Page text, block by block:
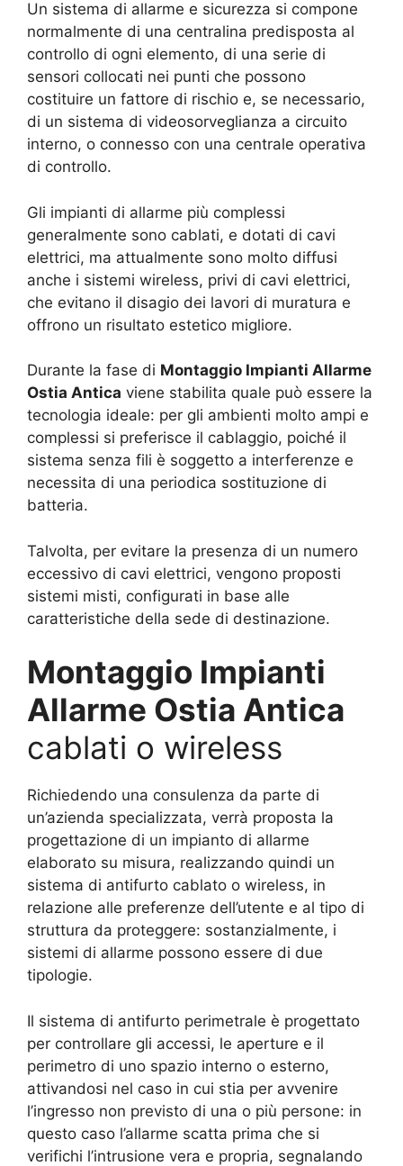
Un sistema di allarme e sicurezza si compone
normalmente di una centralina predisposta al
controllo di ogni elemento, di una serie di
sensori collocati nei punti che possono
costituire un fattore di rischio e, se necessario,
di un sistema di videosorveglianza a circuito
interno, o connesso con una centrale operativa
di controllo.
Gli impianti di allarme più complessi
generalmente sono cablati, e dotati di cavi
elettrici, ma attualmente sono molto diffusi
anche i sistemi wireless, privi di cavi elettrici,
che evitano il disagio dei lavori di muratura e
offrono un risultato estetico migliore.
Durante la fase di Montaggio Impianti Allarme
Ostia Antica viene stabilita quale può essere la
tecnologia ideale: per gli ambienti molto ampi e
complessi si preferisce il cablaggio, poiché il
sistema senza fili è soggetto a interferenze e
necessita di una periodica sostituzione di
batteria.
Talvolta, per evitare la presenza di un numero
eccessivo di cavi elettrici, vengono proposti
sistemi misti, configurati in base alle
caratteristiche della sede di destinazione.
Montaggio Impianti
Allarme Ostia Antica
cablati o wireless
Richiedendo una consulenza da parte di
un’azienda specializzata, verrà proposta la
progettazione di un impianto di allarme
elaborato su misura, realizzando quindi un
sistema di antifurto cablato o wireless, in
relazione alle preferenze dell’utente e al tipo di
struttura da proteggere: sostanzialmente, i
sistemi di allarme possono essere di due
tipologie.
Il sistema di antifurto perimetrale è progettato
per controllare gli accessi, le aperture e il
perimetro di uno spazio interno o esterno,
attivandosi nel caso in cui stia per avvenire
l’ingresso non previsto di una o più persone: in
questo caso l’allarme scatta prima che si
verifichi l’intrusione vera e propria, segnalando